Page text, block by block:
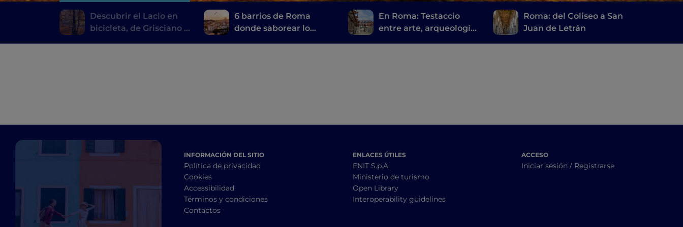
Descubrir el Lacio en
bicicleta, de Grisciano a
6 barrios de Roma
donde saborear lo
En Roma: Testaccio
entre arte, arqueología
Roma: del Coliseo a San
Juan de Letrán
INFORMACIÓN DEL SITIO
Política de privacidad
Cookies
Accessibilidad
Términos y condiciones
Contactos
ENLACES ÚTILES
ENIT S.p.A.
Ministerio de turismo
Open Library
Interoperability guidelines
ACCESO
Iniciar sesión / Registrarse